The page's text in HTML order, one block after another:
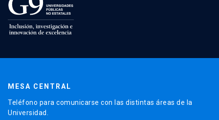
MESA CENTRAL
Teléfono para comunicarse con las distintas áreas de la
Universidad.